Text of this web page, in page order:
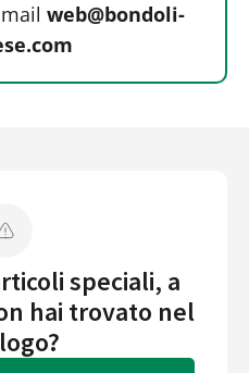
web@bondoli-
speciali, a
hai trovato nel